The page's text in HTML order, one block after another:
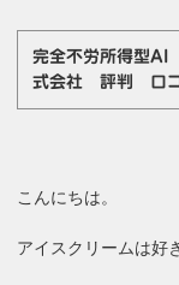
完全不労所得型
式会社 評判 口
こんにちは。
アイスクリームは好